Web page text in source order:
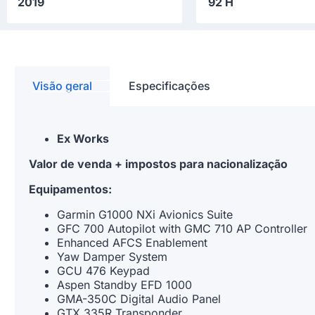
Visão geral Especificações
Ex Works
Valor de venda + impostos para nacionalização
Equipamentos:
Garmin G1000 NXi Avionics Suite
GFC 700 Autopilot with GMC 710 AP Controller
Enhanced AFCS Enablement
Yaw Damper System
GCU 476 Keypad
Aspen Standby EFD 1000
GMA-350C Digital Audio Panel